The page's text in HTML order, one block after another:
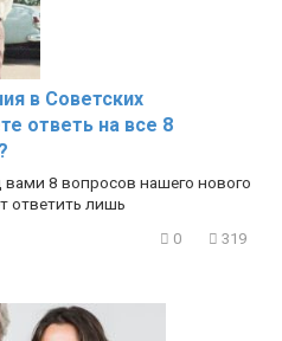
в Советских
ответь на все 8
8 вопросов нашего нового
ответить лишь
0 319